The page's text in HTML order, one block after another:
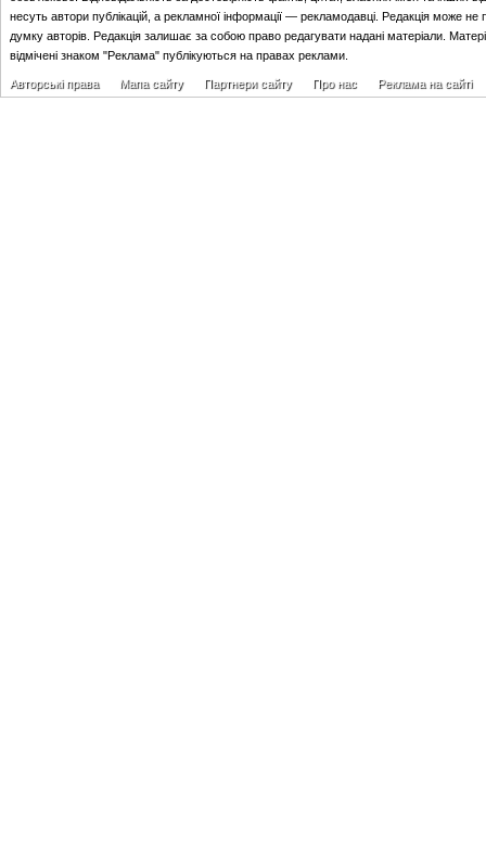
несуть автори публікацій, а рекламної інформації — рекламодавці. Редакція може не
думку авторів. Редакція залишає за собою право редагувати надані матеріали.
відмічені знаком "Реклама" публікуються на правах реклами.
Авторські права Мапа сайту Партнери сайту Про нас Реклама на сайті